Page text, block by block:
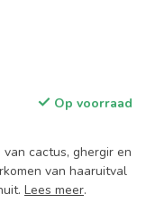
Op voorraad
cactus, ghergir en
van haaruitval
Lees meer.